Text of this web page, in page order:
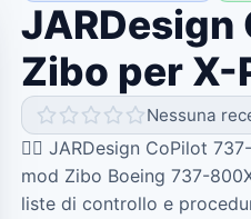
Zibo per X-
Nessuna
🧑‍✈️ JARDesign CoPilot
mod Zibo Boeing 737-
liste di controllo e